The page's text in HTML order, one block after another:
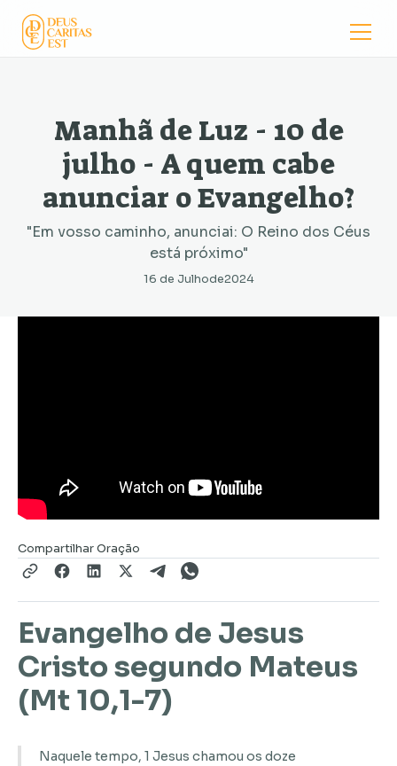
Manhã de Luz - 10 de
julho - A quem cabe
anunciar o Evangelho?
"Em vosso caminho, anunciai: O Reino dos Céus
está próximo"
16 de Julhode2024
Compartilhar Oração
Evangelho de Jesus
Cristo segundo Mateus
(Mt 10,1-7)
Naquele tempo, 1 Jesus chamou os doze